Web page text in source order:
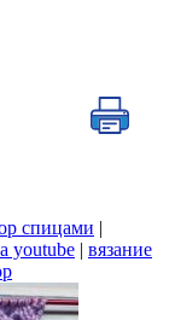
спицами
youtube
вязание